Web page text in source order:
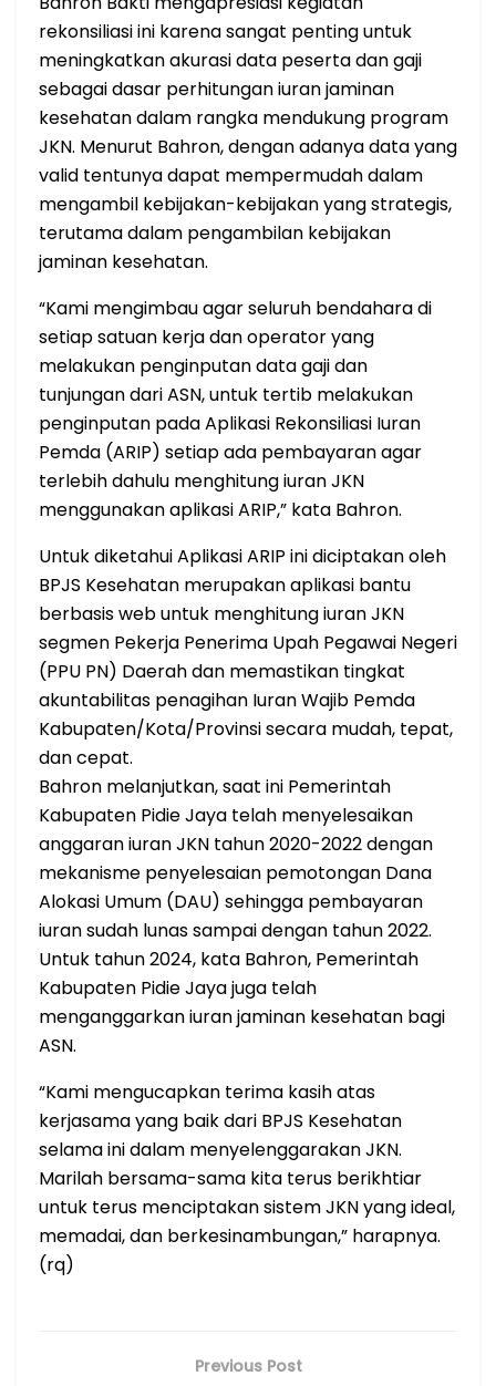
rekonsiliasi ini karena sangat penting untuk
meningkatkan akurasi data peserta dan gaji
sebagai dasar perhitungan iuran jaminan
kesehatan dalam rangka mendukung program
JKN. Menurut Bahron, dengan adanya data yang
valid tentunya dapat mempermudah dalam
mengambil kebijakan-kebijakan yang strategis,
terutama dalam pengambilan kebijakan
jaminan kesehatan.
“Kami mengimbau agar seluruh bendahara di
setiap satuan kerja dan operator yang
melakukan penginputan data gaji dan
tunjungan dari ASN, untuk tertib melakukan
penginputan pada Aplikasi Rekonsiliasi Iuran
Pemda (ARIP) setiap ada pembayaran agar
terlebih dahulu menghitung iuran JKN
menggunakan aplikasi ARIP,” kata Bahron.
Untuk diketahui Aplikasi ARIP ini diciptakan oleh
BPJS Kesehatan merupakan aplikasi bantu
berbasis web untuk menghitung iuran JKN
segmen Pekerja Penerima Upah Pegawai Negeri
(PPU PN) Daerah dan memastikan tingkat
akuntabilitas penagihan Iuran Wajib Pemda
Kabupaten/Kota/Provinsi secara mudah, tepat,
dan cepat.
Bahron melanjutkan, saat ini Pemerintah
Kabupaten Pidie Jaya telah menyelesaikan
anggaran iuran JKN tahun 2020-2022 dengan
mekanisme penyelesaian pemotongan Dana
Alokasi Umum (DAU) sehingga pembayaran
iuran sudah lunas sampai dengan tahun 2022.
Untuk tahun 2024, kata Bahron, Pemerintah
Kabupaten Pidie Jaya juga telah
menganggarkan iuran jaminan kesehatan bagi
ASN.
“Kami mengucapkan terima kasih atas
kerjasama yang baik dari BPJS Kesehatan
selama ini dalam menyelenggarakan JKN.
Marilah bersama-sama kita terus berikhtiar
untuk terus menciptakan sistem JKN yang ideal,
memadai, dan berkesinambungan,” harapnya.
(rq)
Previous Post